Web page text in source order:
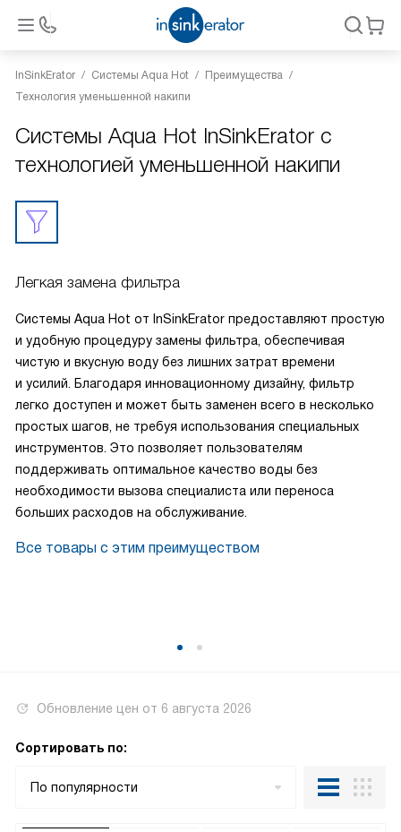
InSinkErator Системы Aqua Hot
Преимущества
Технология уменьшенной накипи
Системы Aqua Hot InSinkErator с
технологией уменьшенной накипи
Легкая замена фильтра
Системы Aqua Hot от InSinkErator предоставляют простую
и удобную процедуру замены фильтра, обеспечивая
чистую и вкусную воду без лишних затрат времени
и усилий. Благодаря инновационному дизайну, фильтр
легко доступен и может быть заменен всего в несколько
простых шагов, не требуя использования специальных
инструментов. Это позволяет пользователям
поддерживать оптимальное качество воды без
необходимости вызова специалиста или переноса
больших расходов на обслуживание.
Все товары с этим преимуществом
Обновление цен от 6 августа 2026
Сортировать по:
По популярности